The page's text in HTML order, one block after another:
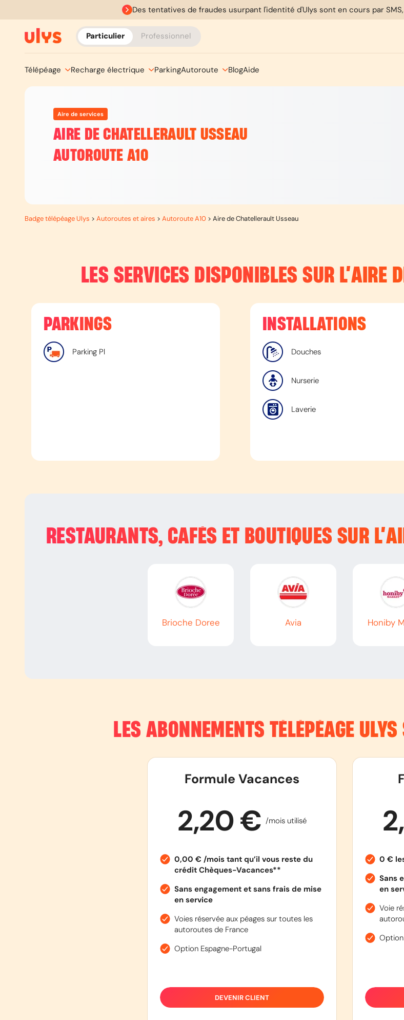
Des tentatives de fraudes usurpant l'identité d'Ulys sont en cours par
Particulier Professionnel
Télépéage Recharge électrique ParkingAutoroute BlogAide
Aire de services
AIRE DE CHATELLERAULT USSEAU
AUTOROUTE A10
Badge télépéage Ulys > Autoroutes et aires > Autoroute A10 > Aire de Chatellerault Usseau
LES SERVICES DISPONIBLES SUR L’AIRE
PARKINGS
Parking Pl
INSTALLATIONS
Douches
Nurserie
Laverie
RESTAURANTS, CAFÉS ET BOUTIQUES SUR L’
Brioche Doree Avia Honiby
LES ABONNEMENTS TÉLÉPÉAGE ULYS
Formule Vacances
2,20 € /mois utilisé
0,00 € /mois tant qu’il vous reste du
crédit Chèques-Vacances**
Sans engagement et sans frais de mise
en service
Voies réservée aux péages sur toutes les
autoroutes de France
Option Espagne-Portugal
DEVENIR CLIENT
0 €
Sans
en
Voie